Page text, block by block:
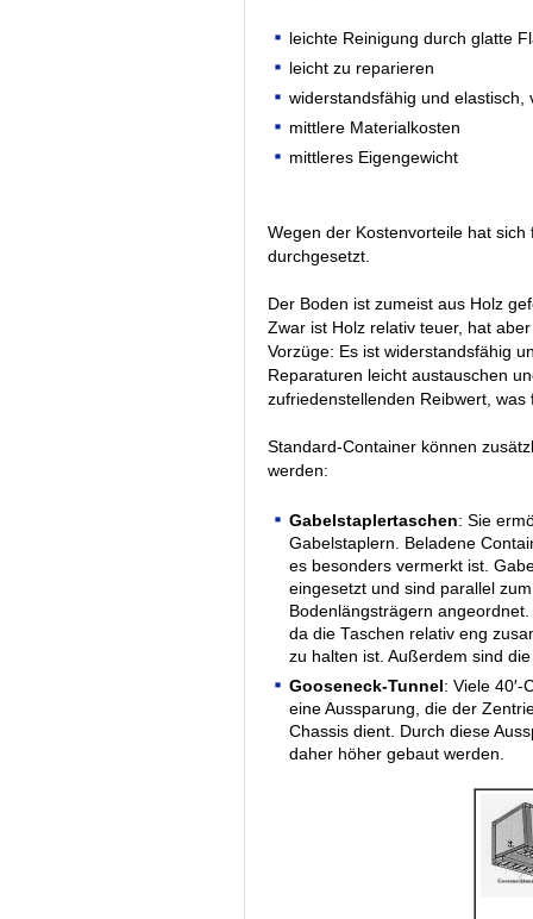
leichte Reinigung durch glatte
leicht zu reparieren
widerstandsfähig und elastisch,
mittlere Materialkosten
mittleres Eigengewicht
Wegen der Kostenvorteile hat
durchgesetzt.
Der Boden ist zumeist aus Holz
Zwar ist Holz relativ teuer, hat
Vorzüge: Es ist widerstandsfähig
Reparaturen leicht austauschen
zufriedenstellenden Reibwert,
Standard-Container können
werden:
Gabelstaplertaschen: Sie
Gabelstaplern. Beladene
es besonders vermerkt ist.
eingesetzt und sind parallel
Bodenlängsträgern
da die Taschen relativ eng
zu halten ist. Außerdem sind
Gooseneck-Tunnel : Viele
eine Aussparung, die der
Chassis dient. Durch diese
daher höher gebaut werden.